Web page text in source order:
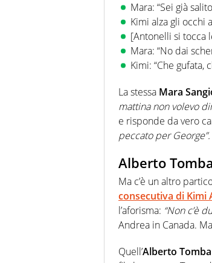
Mara: “Sei già
Kimi alza gli occhi
[Antonelli si tocca
Mara: “No dai
Kimi: “Che gufata,
La stessa Mara
mattina non volevo
e risponde da vero
peccato per George”.
Alberto
Ma c’è un altro
consecutiva di Kimi
l’aforisma: “Non c’è
Andrea in Canada.
Quell’Alberto Tomba